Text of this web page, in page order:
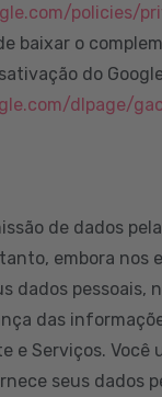
policies/
baixar o
do
dlpage/
de dados
embora nos
dados pessoais,
das
e Serviços. Você
seus dados